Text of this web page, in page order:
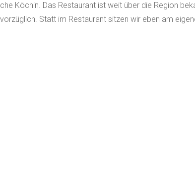
Köchin. Das Restaurant ist weit über die Region
Statt im Restaurant sitzen wir eben am